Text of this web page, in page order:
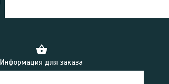
Информация для заказа